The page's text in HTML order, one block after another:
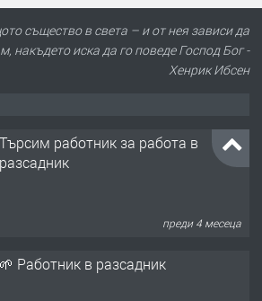
същество в света – и от нея зависи да
накъдето иска да го поведе Господ Бог -
Хенрик Ибсен
Търсим работник за работа в
разсадник
преди 4 месеца
🌱 Работник в разсадник